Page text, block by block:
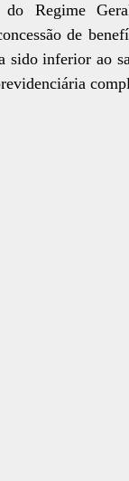
do Regime
de
sido inferior ao